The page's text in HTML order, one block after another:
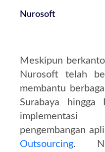
Nurosoft
Meskipun
Nurosoft telah
membantu
Surabaya hingga
pengembangan
Outsourcing.